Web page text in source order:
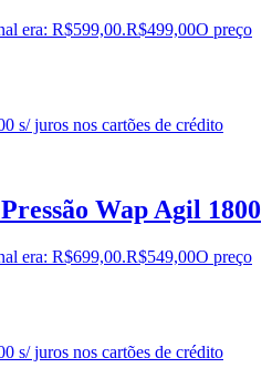
era: R$599,00.R$499,00O preço
s/ juros nos cartões de crédito
Wap Agil 1800
era: R$699,00.R$549,00O preço
s/ juros nos cartões de crédito